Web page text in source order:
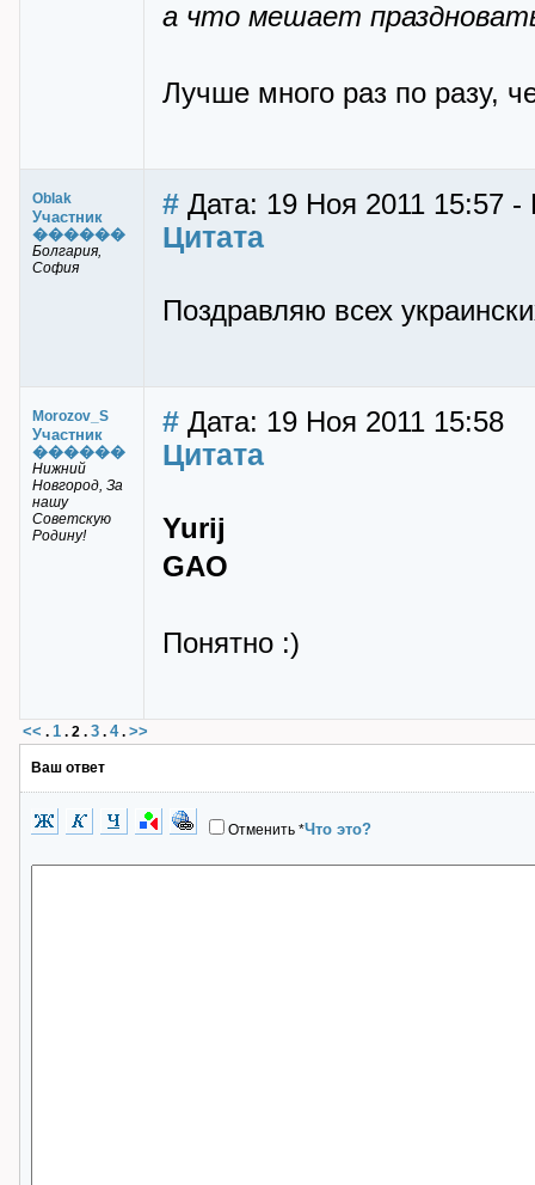
а что мешает
Лучше много раз по разу,
Oblak
Участник
������
Болгария,
София
# Дата: 19 Ноя 2011 15:57
Цитата
Поздравляю всех
Morozov_S
Участник
������
Нижний
Новгород, За
нашу
Советскую
Родину!
# Дата: 19 Ноя 2011 15:58
Цитата
Yurij
GAO
Понятно :)
<< . 1 . 2 . 3 . 4. >>
Ваш ответ
Отменить *Что это?